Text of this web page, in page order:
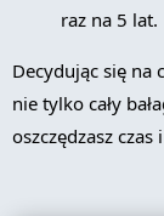
raz na 5 lat.
Decydując się na
nie tylko cały
oszczędzasz czas